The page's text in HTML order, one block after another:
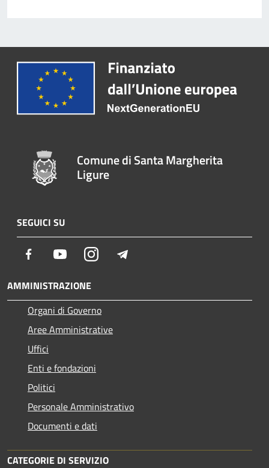
Comune di Santa Margherita
Ligure
SEGUICI SU
Facebook YoutubeInstagram
AMMINISTRAZIONE
Organi di Governo
Aree Amministrative
Uffici
Enti e fondazioni
Politici
Personale Amministrativo
Documenti e dati
CATEGORIE DI SERVIZIO